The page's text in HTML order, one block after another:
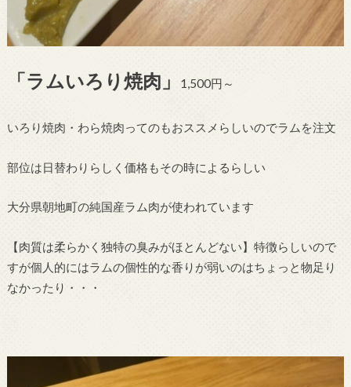
「ラムいろり焼肉」 1,500円～
いろり焼肉・わら焼肉ってのもおススメらしいのでラムを注文
部位は日替わりらしく価格もその時によるらしい
大分県朝地町の純国産ラム肉が使われています
【肉質は柔らかく独特の臭みがほとんどない】特徴らしいので
すが個人的にはラムの個性的な香りが弱いのはちょっと物足り
なかったり・・・